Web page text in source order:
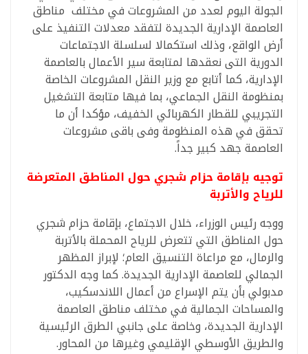
الجولة اليوم لعدد من المشروعات في مختلف مناطق
العاصمة الإدارية الجديدة لتفقد معدلات التنفيذ على
أرض الواقع، وذلك استكمالا لسلسلة الاجتماعات
الدورية التى نعقدها لمتابعة سير الأعمال بالعاصمة
الإدارية، كما أتابع مع وزير النقل المشروعات الخاصة
بمنظومة النقل الجماعي، بما فيها متابعة التشغيل
التجريبي للقطار الكهربائي الخفيف، مؤكدا أن ما
تحقق في هذه المنظومة وفى باقى مشروعات
العاصمة جهد كبير جداً.
توجيه بإقامة حزام شجري حول المناطق المتعرضة
للرياح والأتربة
ووجه رئيس الوزراء، خلال الاجتماع، بإقامة حزام شجري
حول المناطق التي تتعرض للرياح المحملة بالأتربة
والرمال، مع مراعاة التنسيق العام؛ لإبراز المظهر
الجمالي للعاصمة الإدارية الجديدة. كما وجه الدكتور
مدبولي بأن يتم الإسراع من أعمال اللاندسكيب،
والمساحات الجمالية في مختلف مناطق العاصمة
الإدارية الجديدة، وخاصة على جانبي الطرق الرئيسية
والطريق الأوسطي الإقليمي وغيرها من المحاور.